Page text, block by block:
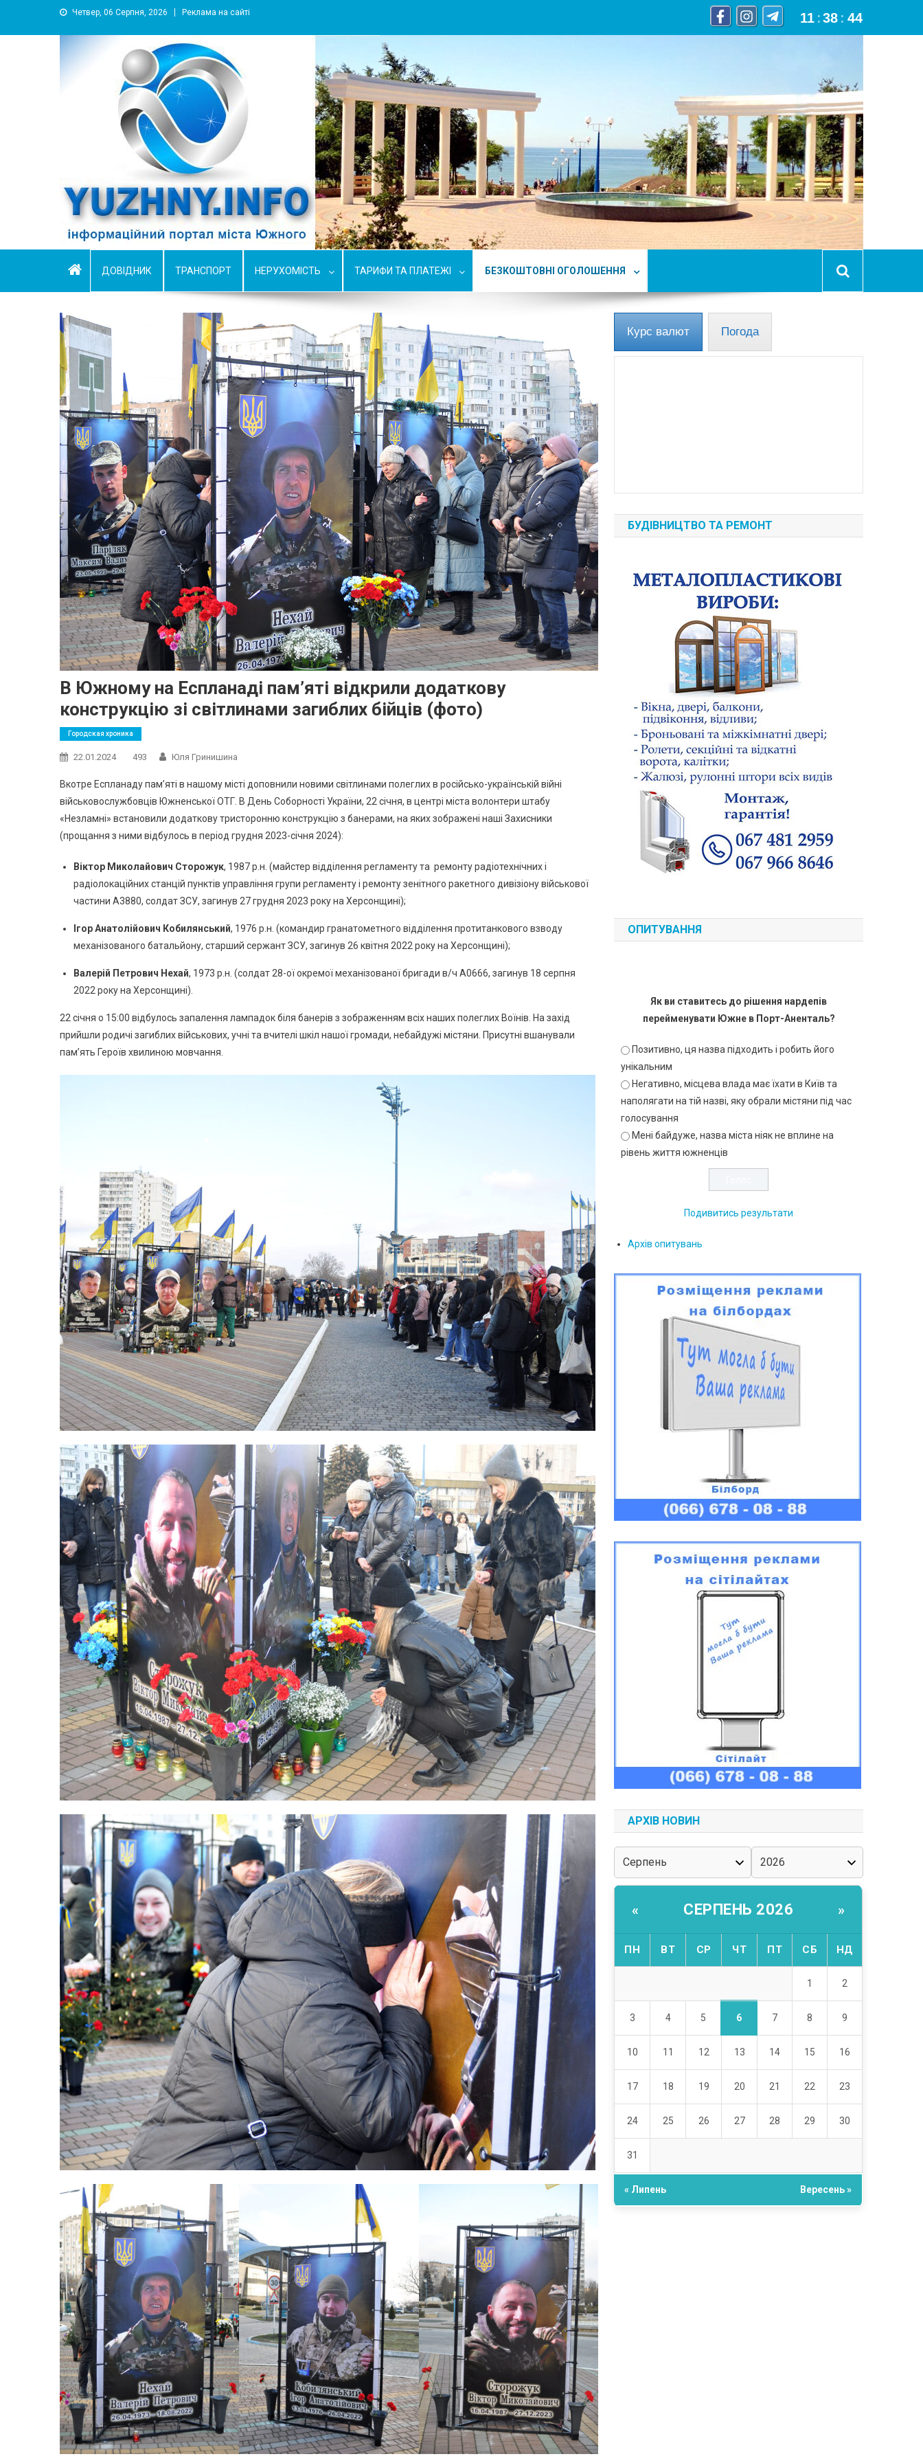
Четвер, 06 Серпня, 2026 Реклама на сайті 11 :38 : 46
YUZHNY.INFO
информационный портал города Южный
ДОВІДНИК ТРАНСПОРТ НЕРУХОМІСТЬ ТАРИФИ ТА ПЛАТЕЖІ БЕЗКОШТОВНІ ОГОЛОШЕННЯ
В Южному на Еспланаді пам’яті відкрили додаткову
конструкцію зі світлинами загиблих бійців (фото)
Городская хроника
22.01.2024 493 Юля Гринишина
Вкотре Еспланаду пам’яті в нашому місті доповнили новими світлинами полеглих в російсько-українській війні
військовослужбовців Южненської ОТГ. В День Соборності України, 22 січня, в центрі міста волонтери штабу
«Незламні» встановили додаткову тристоронню конструкцію з банерами, на яких зображені наші Захисники
(прощання з ними відбулось в період грудня 2023-січня 2024):
Віктор Миколайович Сторожук, 1987 р.н. (майстер відділення регламенту та ремонту радіотехнічних і
радіолокаційних станцій пунктів управління групи регламенту і ремонту зенітного ракетного дивізіону військової
частини А3880, солдат ЗСУ, загинув 27 грудня 2023 року на Херсонщині);
Ігор Анатолійович Кобилянський, 1976 р.н. (командир гранатометного відділення протитанкового взводу
механізованого батальйону, старший сержант ЗСУ, загинув 26 квітня 2022 року на Херсонщині);
Валерій Петрович Нехай, 1973 р.н. (солдат 28-ої окремої механізованої бригади в/ч А0666, загинув 18 серпня
2022 року на Херсонщині).
22 січня о 15:00 відбулось запалення лампадок біля банерів з зображенням всіх наших полеглих Воїнів. На захід
прийшли родичі загиблих військових, учні та вчителі шкіл нашої громади, небайдужі містяни. Присутні вшанували
пам’ять Героїв хвилиною мовчання.
Курс валют Погода
БУДІВНИЦТВО ТА РЕМОНТ
ОПИТУВАННЯ
Як ви ставитесь до рішення нардепів
перейменувати Южне в Порт-Аненталь?
Позитивно, ця назва підходить і робить його
унікальним
Негативно, місцева влада має їхати в Київ та
наполягати на тій назві, яку обрали містяни під час
голосування
Мені байдуже, назва міста ніяк не вплине на
рівень життя южненців
Подивитись результати
Архів опитувань
АРХІВ НОВИН
« СЕРПЕНЬ 2026 »
ПН ВТ СР ЧТ ПТ СБ НД
1 2
3 4 5 6 7 8 9
10 11 12 13 14 15 16
17 18 19 20 21 22 23
24 25 26 27 28 29 30
31
« Липень Вересень »